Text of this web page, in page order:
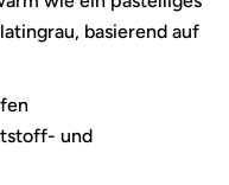
basierend auf
und